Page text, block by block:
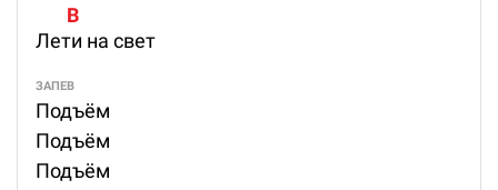
       B
Лети на свет
ЗАПЕВ
Подъём
Подъём
Подъём